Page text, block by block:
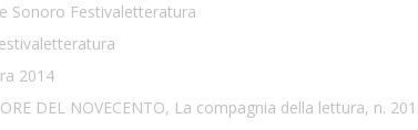
Sonoro Festivaletteratura
2014
DEL NOVECENTO, La compagnia della lettura, n.